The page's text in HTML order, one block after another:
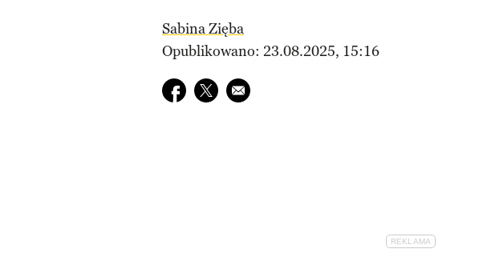
Sabina Zięba
Opublikowano: 23.08.2025, 15:16
Udostępnij na facebook
Udostępnij na twitter
E-mail do przyjaciela